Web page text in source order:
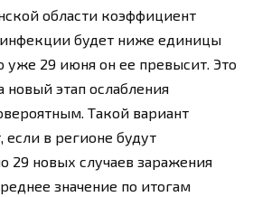
области коэффициент
инфекции будет ниже единицы
уже 29 июня он ее превысит. Это
новый этап ослабления
Такой вариант
если в регионе будут
29 новых случаев заражения
значение по итогам